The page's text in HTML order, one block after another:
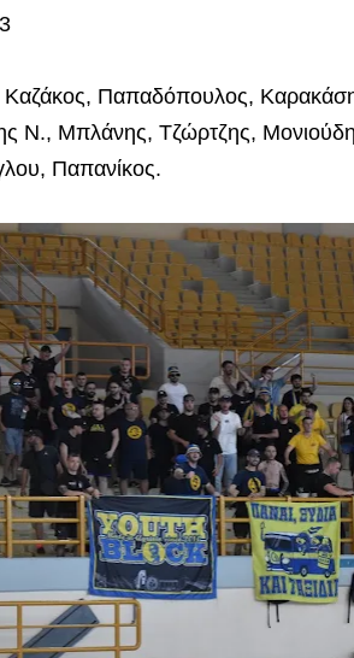
Παπαδόπουλος,
Ν., Μπλάνης, Τζώρτζης,
Παπανίκος.